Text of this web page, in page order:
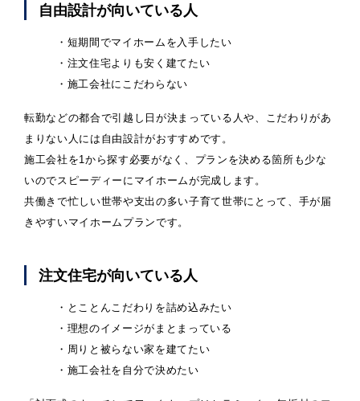
自由設計が向いている人
・短期間でマイホームを入手したい
・注文住宅よりも安く建てたい
・施工会社にこだわらない
転勤などの都合で引越し日が決まっている人や、こだわりがあ
まりない人には自由設計がおすすめです。
施工会社を1から探す必要がなく、プランを決める箇所も少な
いのでスピーディーにマイホームが完成します。
共働きで忙しい世帯や支出の多い子育て世帯にとって、手が届
きやすいマイホームプランです。
注文住宅が向いている人
・とことんこだわりを詰め込みたい
・理想のイメージがまとまっている
・周りと被らない家を建てたい
・施工会社を自分で決めたい